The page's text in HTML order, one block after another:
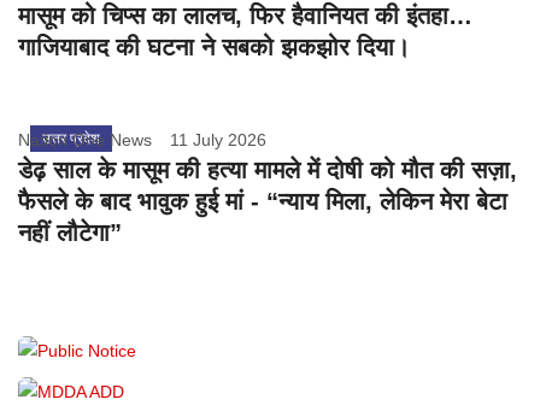
मासूम को चिप्स का लालच, फिर हैवानियत की इंतहा…
गाजियाबाद की घटना ने सबको झकझोर दिया।
उत्तर प्रदेश
Nation One News 11 July 2026
डेढ़ साल के मासूम की हत्या मामले में दोषी को मौत की सज़ा,
फैसले के बाद भावुक हुई मां - “न्याय मिला, लेकिन मेरा बेटा
नहीं लौटेगा”